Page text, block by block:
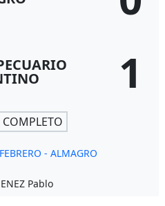
1
- ALMAGRO
Pablo